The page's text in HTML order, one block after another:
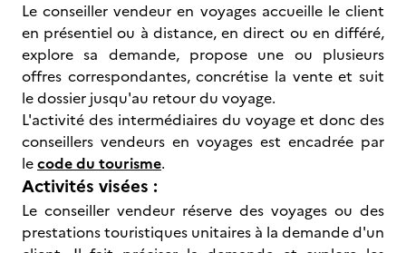
Le conseiller vendeur en voyages accueille le client
en présentiel ou à distance, en direct ou en différé,
explore sa demande, propose une ou plusieurs
offres correspondantes, concrétise la vente et suit
le dossier jusqu'au retour du voyage.
L'activité des intermédiaires du voyage et donc des
conseillers vendeurs en voyages est encadrée par
lecode du tourisme.
Activités visées :
Le conseiller vendeur réserve des voyages ou des
prestations touristiques unitaires à la demande d'un